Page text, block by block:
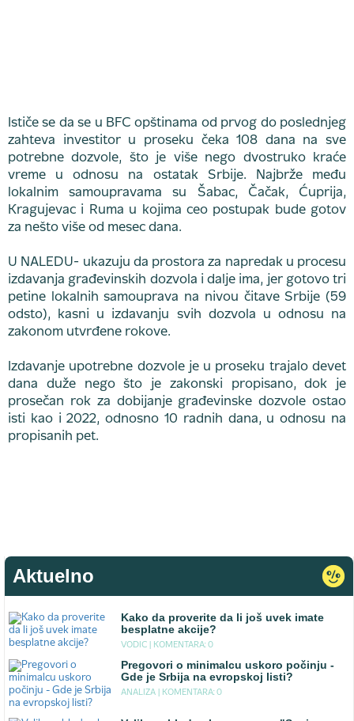
Ističe se da se u BFC opštinama od prvog do poslednjeg
zahteva investitor u proseku čeka 108 dana na sve
potrebne dozvole, što je više nego dvostruko kraće
vreme u odnosu na ostatak Srbije. Najbrže među
lokalnim samoupravama su Šabac, Čačak, Ćuprija,
Kragujevac i Ruma u kojima ceo postupak bude gotov
za nešto više od mesec dana.
U NALEDU- ukazuju da prostora za napredak u procesu
izdavanja građevinskih dozvola i dalje ima, jer gotovo tri
petine lokalnih samouprava na nivou čitave Srbije (59
odsto), kasni u izdavanju svih dozvola u odnosu na
zakonom utvrđene rokove.
Izdavanje upotrebne dozvole je u proseku trajalo devet
dana duže nego što je zakonski propisano, dok je
prosečan rok za dobijanje građevinske dozvole ostao
isti kao i 2022, odnosno 10 radnih dana, u odnosu na
propisanih pet.
Aktuelno
Kako da proverite da li još uvek imate
besplatne akcije?
VODIC | KOMENTARA: 0
Pregovori o minimalcu uskoro počinju -
Gde je Srbija na evropskoj listi?
ANALIZA | KOMENTARA: 0